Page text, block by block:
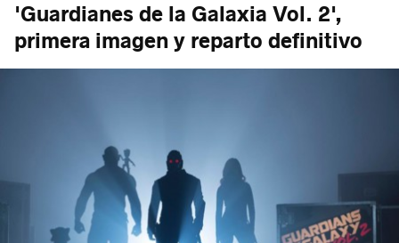
'Guardianes de la Galaxia Vol. 2',
primera imagen y reparto definitivo